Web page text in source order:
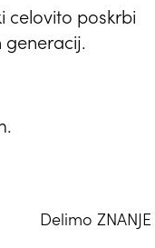
celovito poskrbi
generacij.
Delimo ZNANJE